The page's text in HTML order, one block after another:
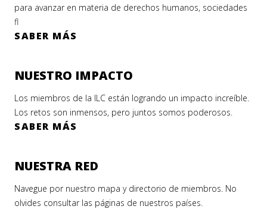
para avanzar en materia de derechos humanos, sociedades
fl
SABER MÁS
NUESTRO IMPACTO
Los miembros de la ILC están logrando un impacto increíble.
Los retos son inmensos, pero juntos somos poderosos.
SABER MÁS
NUESTRA RED
Navegue por nuestro mapa y directorio de miembros. No
olvides consultar las páginas de nuestros países.